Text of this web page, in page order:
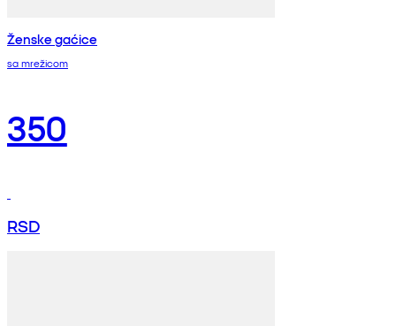
Ženske gaćice
sa mrežicom
350
RSD